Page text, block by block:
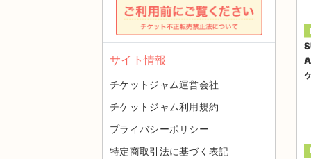
サイト情報
チケットジャム運営会社
チケットジャム利用規約
プライバシーポリシー
特定商取引法に基づく表記